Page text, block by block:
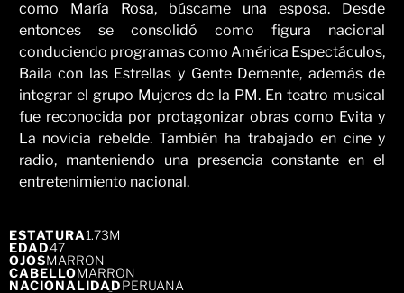
como María Rosa, búscame una esposa. Desde
entonces se consolidó como figura nacional
conduciendo programas como América Espectáculos,
Baila con las Estrellas y Gente Demente, además de
integrar el grupo Mujeres de la PM. En teatro musical
fue reconocida por protagonizar obras como Evita y
La novicia rebelde. También ha trabajado en cine y
radio, manteniendo una presencia constante en el
entretenimiento nacional.
ESTATURA1.73M
EDAD47
OJOSMARRON
CABELLOMARRON
NACIONALIDADPERUANA